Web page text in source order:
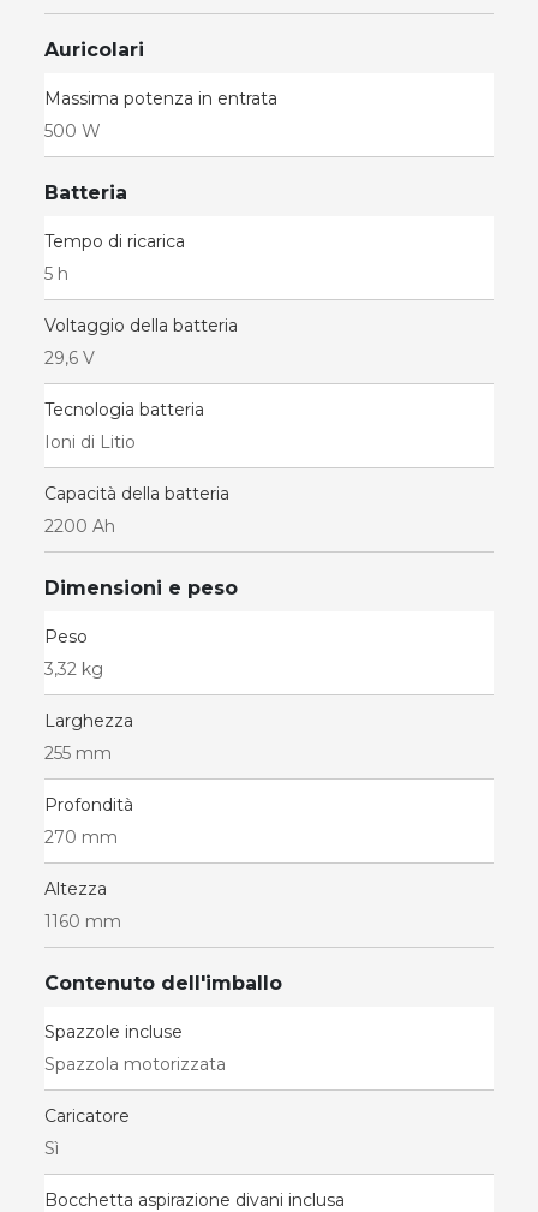
Auricolari
Massima potenza in entrata
500 W
Batteria
Tempo di ricarica
5 h
Voltaggio della batteria
29,6 V
Tecnologia batteria
Ioni di Litio
Capacità della batteria
2200 Ah
Dimensioni e peso
Peso
3,32 kg
Larghezza
255 mm
Profondità
270 mm
Altezza
1160 mm
Contenuto dell'imballo
Spazzole incluse
Spazzola motorizzata
Caricatore
Sì
Bocchetta aspirazione divani inclusa